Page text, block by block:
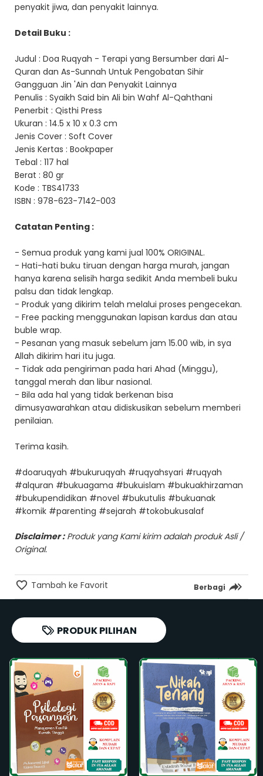
penyakit jiwa, dan penyakit lainnya.
Detail Buku :
Judul : Doa Ruqyah - Terapi yang Bersumber dari Al-
Quran dan As-Sunnah Untuk Pengobatan Sihir
Gangguan Jin 'Ain dan Penyakit Lainnya
Penulis : Syaikh Said bin Ali bin Wahf Al-Qahthani
Penerbit : Qisthi Press
Ukuran : 14.5 x 10 x 0.3 cm
Jenis Cover : Soft Cover
Jenis Kertas : Bookpaper
Tebal : 117 hal
Berat : 80 gr
Kode : TBS41733
ISBN : 978-623-7142-003
Catatan Penting :
- Semua produk yang kami jual 100% ORIGINAL.
- Hati-hati buku tiruan dengan harga murah, jangan
hanya karena selisih harga sedikit Anda membeli buku
palsu dan tidak lengkap.
- Produk yang dikirim telah melalui proses pengecekan.
- Free packing menggunakan lapisan kardus dan atau
buble wrap.
- Pesanan yang masuk sebelum jam 15.00 wib, in sya
Allah dikirim hari itu juga.
- Tidak ada pengiriman pada hari Ahad (Minggu),
tanggal merah dan libur nasional.
- Bila ada hal yang tidak berkenan bisa
dimusyawarahkan atau didiskusikan sebelum memberi
penilaian.
Terima kasih.
#doaruqyah #bukuruqyah #ruqyahsyari #ruqyah
#alquran #bukuagama #bukuislam #bukuakhirzaman
#bukupendidikan #novel #bukutulis #bukuanak
#komik #parenting #sejarah #tokobukusalaf
Disclaimer :Produk yang Kami kirim adalah produk Asli /
Original.
Tambah ke Favorit Berbagi
PRODUK PILIHAN